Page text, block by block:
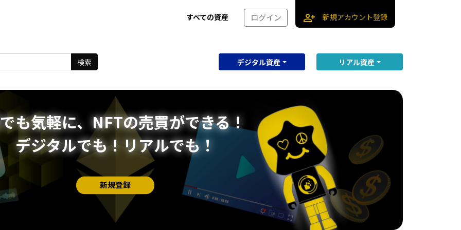
すべての資産 ログイン person_add 新規アカウント登録
検索 デジタル資産 リアル資産
も気軽に、NFTの売買ができる！
デジタルでも！リアルでも！
新規登録